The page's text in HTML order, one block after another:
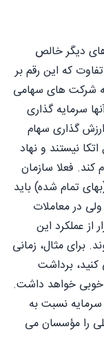
دیگر خالص
که این رقم بر
شرکت های سهامی
سرمایه گذاری
گذاری سهام
نیستند و نهاد
کند. فعلا سازمان
تمام شده) باید
در معاملات
از عملکرد این
برای مثال، زمانی
برداشت
خوبی خواهد داشت.
سرمایه نسبت به
را مؤسسان می